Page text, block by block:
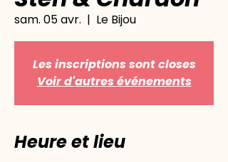
sam. 05 avr.
  |
Le Bijou
Les inscriptions sont closes
Voir d'autres événements
Heure et lieu